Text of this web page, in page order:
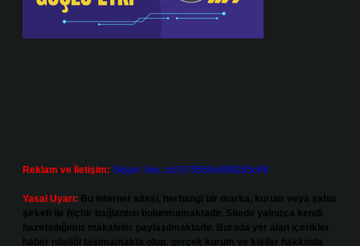
Reklam ve İletişim: Skype: live:.cid.575569c608265c69
Yasal Uyarı: Bu internet sitesi, herhangi bir marka, kurum veya şahıs
şirketi ile hiçbir bağlantısı bulunmamaktadır. Sitede yalnızca kendi
hazırladığımız makaleler paylaşılmaktadır. Burada yer alan içerikler
haber niteliği taşımamakta olup, gerçek kurum ve kişiler hakkında